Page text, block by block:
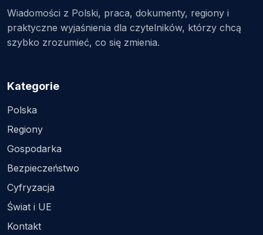
Wiadomości z Polski, praca, dokumenty, regiony i
praktyczne wyjaśnienia dla czytelników, którzy chcą
szybko zrozumieć, co się zmienia.
Kategorie
Polska
Regiony
Gospodarka
Bezpieczeństwo
Cyfryzacja
Świat i UE
Kontakt